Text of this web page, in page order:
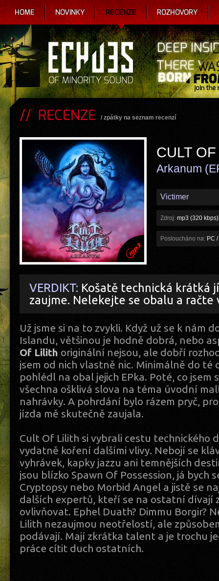
HOME NOVINKY RECENZE ROZHOVORY
RECENZE / zpátky na seznam recenzí
CULT
Arkanum
Victimer
Zdroj: mp3 (320 kbps)
Posloucháno na: PC
VERDIKT: Košatě technická krátká
zaujme. Nelekejte se obalu a račte
Už jsme si na to zvykli. Když už se k nám
Islandu, většinou je hodně dobrá, nebo
Of Lilith originální nejsou, ale dobří
jsem od nich vlastně nic. Minimálně do té
pohlédl na obal jejich EPka. Poté, co jsem
všechna ošklivá slova na téma úvodní
nahrávky. A pohrdání bylo rázem pryč,
jízda mě skutečně zaujala.
Cult Of Lilith si vybrali cestu technického
vydatně koření dalšími vlivy. Nebojí se
vyhrávek, kapky jazzu ani temnějších
jsou blízko Spawn Of Possession, já bych
Cryptopsy nebo Morbid Angel a jistě se
dalších expertů, kteří se na ostatní dívají
ovlivňovat. Ephel Duath? Dimmu Borgir?
Lilith nezaujmou neotřelostí, ale
podávají. Mají zkrátka talent a je trochu
práce cítit duch ostatních.